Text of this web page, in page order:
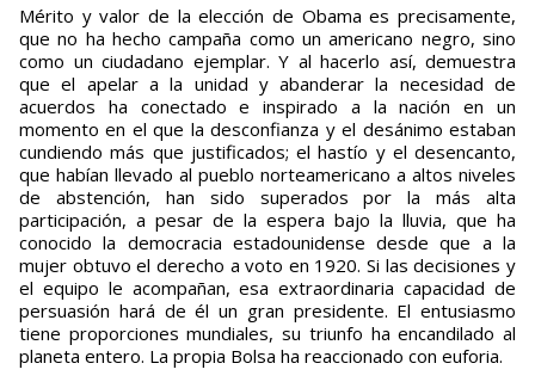
Mérito y valor de la elección de Obama es precisamente,
que no ha hecho campaña como un americano negro, sino
como un ciudadano ejemplar. Y al hacerlo así, demuestra
que el apelar a la unidad y abanderar la necesidad de
acuerdos ha conectado e inspirado a la nación en un
momento en el que la desconfianza y el desánimo estaban
cundiendo más que justificados; el hastío y el desencanto,
que habían llevado al pueblo norteamericano a altos niveles
de abstención, han sido superados por la más alta
participación, a pesar de la espera bajo la lluvia, que ha
conocido la democracia estadounidense desde que a la
mujer obtuvo el derecho a voto en 1920. Si las decisiones y
el equipo le acompañan, esa extraordinaria capacidad de
persuasión hará de él un gran presidente. El entusiasmo
tiene proporciones mundiales, su triunfo ha encandilado al
planeta entero. La propia Bolsa ha reaccionado con euforia.